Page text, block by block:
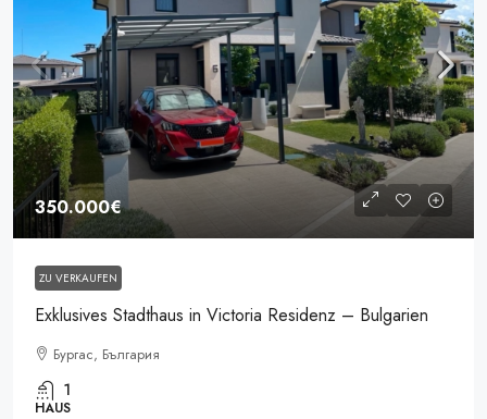
350.000€
ZU VERKAUFEN
Exklusives Stadthaus in Victoria Residenz – Bulgarien
Бургас, България
1
HAUS